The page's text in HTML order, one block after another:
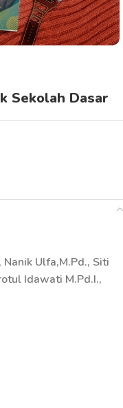
Sekolah Dasar
Nanik Ulfa,M.Pd., Siti
Idawati M.Pd.I.,